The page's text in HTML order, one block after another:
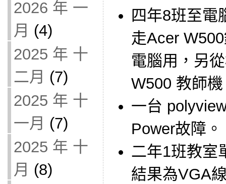
2026 年 一
月 (4)
2025 年 十
二月 (7)
2025 年 十
一月 (7)
2025 年 十
月 (8)
四年8班至電
走Acer
電腦用，另
W500 教師
一台
Power故障。
二年1班教室
結果為VGA